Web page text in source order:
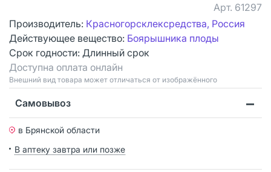
Арт. 61297
Производитель: Красногорсклексредства, Россия
Действующее вещество: Боярышника плоды
Срок годности: Длинный срок
Доступна оплата онлайн
Bнешний вид товара может отличаться от изображённого
Самовывоз
в Брянской области
В аптеку завтра или позже